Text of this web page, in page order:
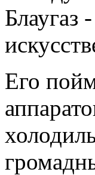
Блаугаз
Его